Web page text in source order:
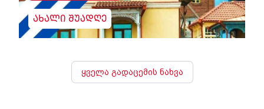
ახალი შუადღე
ყველა გადაცემის ნახვა